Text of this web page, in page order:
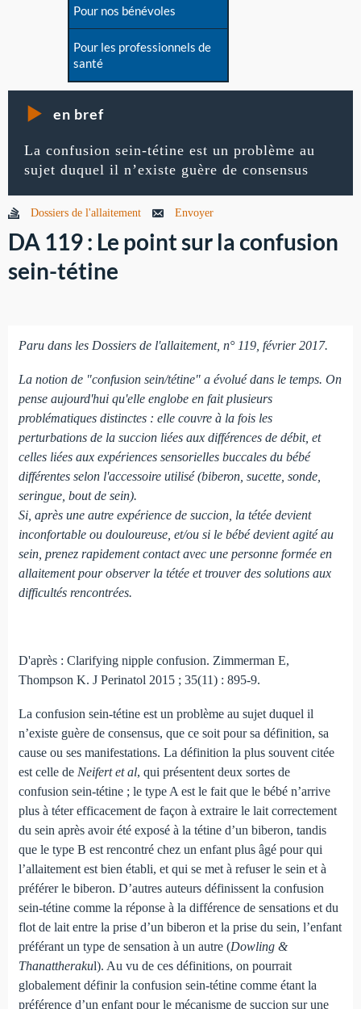
Pour nos bénévoles
Pour les professionnels de
santé
en bref
La confusion sein-tétine est un problème au
sujet duquel il n’existe guère de consensus
Dossiers de l'allaitement Envoyer
DA 119 : Le point sur la confusion
sein-tétine
Paru dans les Dossiers de l'allaitement, n° 119, février 2017.
La notion de "confusion sein/tétine" a évolué dans le temps. On
pense aujourd'hui qu'elle englobe en fait plusieurs
problématiques distinctes : elle couvre à la fois les
perturbations de la succion liées aux différences de débit, et
celles liées aux expériences sensorielles buccales du bébé
différentes selon l'accessoire utilisé (biberon, sucette, sonde,
seringue, bout de sein).
Si, après une autre expérience de succion, la tétée devient
inconfortable ou douloureuse, et/ou si le bébé devient agité au
sein, prenez rapidement contact avec une personne formée en
allaitement pour observer la tétée et trouver des solutions aux
difficultés rencontrées.
D'après : Clarifying nipple confusion. Zimmerman E,
Thompson K. J Perinatol 2015 ; 35(11) : 895-9.
La confusion sein-tétine est un problème au sujet duquel il
n’existe guère de consensus, que ce soit pour sa définition, sa
cause ou ses manifestations. La définition la plus souvent citée
est celle de Neifert et al, qui présentent deux sortes de
confusion sein-tétine ; le type A est le fait que le bébé n’arrive
plus à téter efficacement de façon à extraire le lait correctement
du sein après avoir été exposé à la tétine d’un biberon, tandis
que le type B est rencontré chez un enfant plus âgé pour qui
l’allaitement est bien établi, et qui se met à refuser le sein et à
préférer le biberon. D’autres auteurs définissent la confusion
sein-tétine comme la réponse à la différence de sensations et du
flot de lait entre la prise d’un biberon et la prise du sein, l’enfant
préférant un type de sensation à un autre (Dowling &
Thanattherakul). Au vu de ces définitions, on pourrait
globalement définir la confusion sein-tétine comme étant la
préférence d’un enfant pour le mécanisme de succion sur une